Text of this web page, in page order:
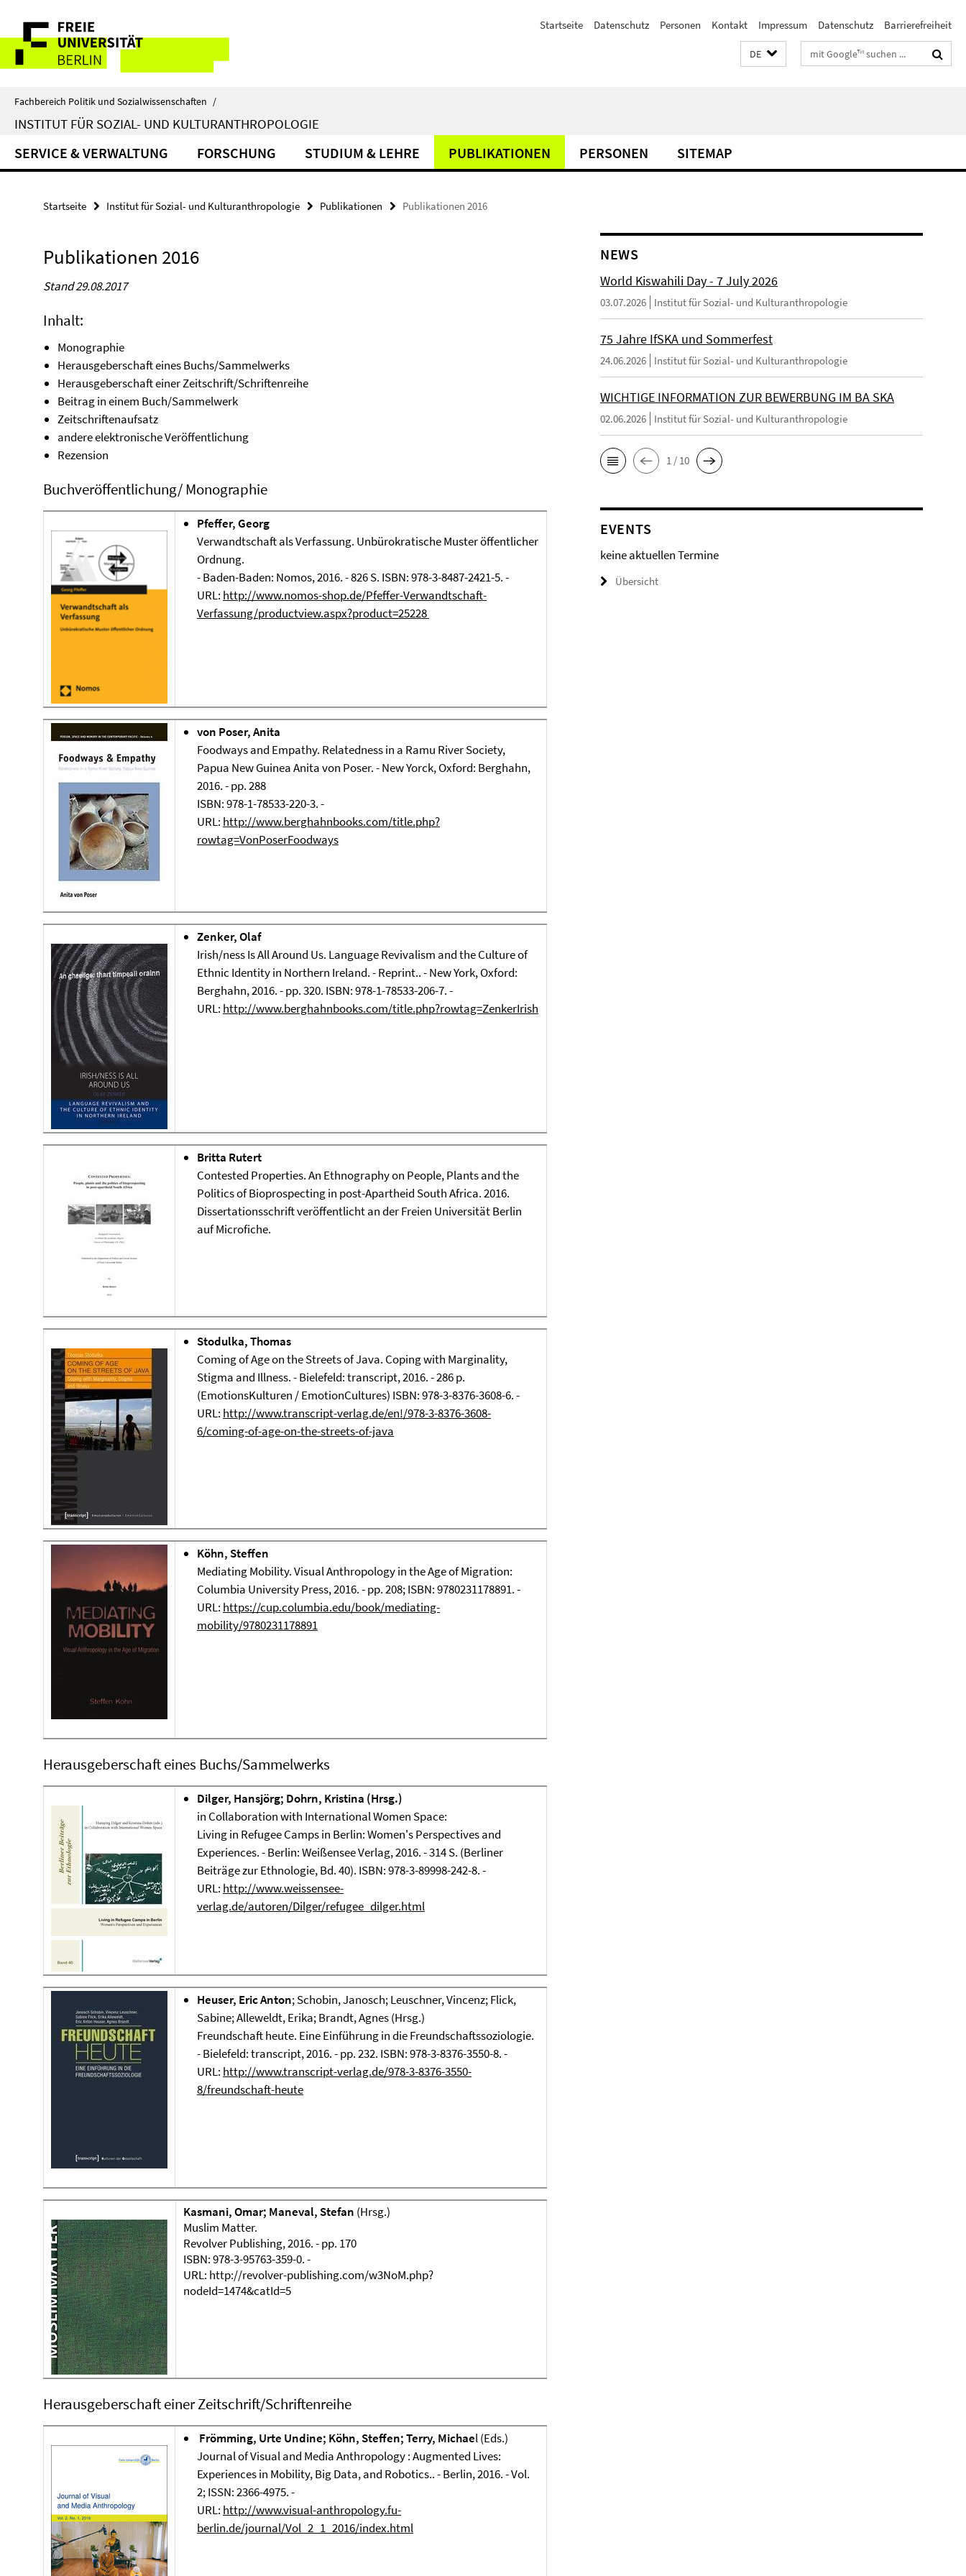
direkt
Inhalt
Service-
Navigation
Startseite Datenschutz Personen Kontakt Impressum Datenschutz Barrierefreiheit
DE Suchbegriffe
Fachbereich Politik und Sozialwissenschaften /
INSTITUT FÜR SOZIAL- UND KULTURANTHROPOLOGIE
SERVICE & VERWALTUNG FORSCHUNG STUDIUM & LEHRE PUBLIKATIONEN PERSONEN SITEMAP
Startseite Institut für Sozial- und Kulturanthropologie Publikationen Publikationen 2016
Publikationen 2016
Stand 29.08.2017
Inhalt:
Monographie
Herausgeberschaft eines Buchs/Sammelwerks
Herausgeberschaft einer Zeitschrift/Schriftenreihe
Beitrag in einem Buch/Sammelwerk
Zeitschriftenaufsatz
andere elektronische Veröffentlichung
Rezension
Buchveröffentlichung/ Monographie
Pfeffer, Georg
Verwandtschaft als Verfassung. Unbürokratische Muster öffentlicher
Ordnung.
- Baden-Baden: Nomos, 2016. - 826 S. ISBN: 978-3-8487-2421-5. -
URL: http://www.nomos-shop.de/Pfeffer-Verwandtschaft-
Verfassung/productview.aspx?product=25228
von Poser, Anita
Foodways and Empathy. Relatedness in a Ramu River Society,
Papua New Guinea Anita von Poser. - New Yorck, Oxford: Berghahn,
2016. - pp. 288
ISBN: 978-1-78533-220-3. -
URL: http://www.berghahnbooks.com/title.php?
rowtag=VonPoserFoodways
Zenker, Olaf
Irish/ness Is All Around Us. Language Revivalism and the Culture of
Ethnic Identity in Northern Ireland. - Reprint.. - New York, Oxford:
Berghahn, 2016. - pp. 320. ISBN: 978-1-78533-206-7. -
URL: http://www.berghahnbooks.com/title.php?rowtag=ZenkerIrish
Britta Rutert
Contested Properties. An Ethnography on People, Plants and the
Politics of Bioprospecting in post-Apartheid South Africa. 2016.
Dissertationsschrift veröffentlicht an der Freien Universität Berlin
auf Microfiche.
Stodulka, Thomas
Coming of Age on the Streets of Java. Coping with Marginality,
Stigma and Illness. - Bielefeld: transcript, 2016. - 286 p.
(EmotionsKulturen / EmotionCultures) ISBN: 978-3-8376-3608-6. -
URL: http://www.transcript-verlag.de/en!/978-3-8376-3608-
6/coming-of-age-on-the-streets-of-java
Köhn, Steffen
Mediating Mobility. Visual Anthropology in the Age of Migration:
Columbia University Press, 2016. - pp. 208; ISBN: 9780231178891. -
URL: https://cup.columbia.edu/book/mediating-
mobility/9780231178891
Herausgeberschaft eines Buchs/Sammelwerks
Dilger, Hansjörg; Dohrn, Kristina (Hrsg.)
in Collaboration with International Women Space:
Living in Refugee Camps in Berlin: Women's Perspectives and
Experiences. - Berlin: Weißensee Verlag, 2016. - 314 S. (Berliner
Beiträge zur Ethnologie, Bd. 40). ISBN: 978-3-89998-242-8. -
URL: http://www.weissensee-
verlag.de/autoren/Dilger/refugee_dilger.html
Heuser, Eric Anton; Schobin, Janosch; Leuschner, Vincenz; Flick,
Sabine; Alleweldt, Erika; Brandt, Agnes (Hrsg.)
Freundschaft heute. Eine Einführung in die Freundschaftssoziologie.
- Bielefeld: transcript, 2016. - pp. 232. ISBN: 978-3-8376-3550-8. -
URL: http://www.transcript-verlag.de/978-3-8376-3550-
8/freundschaft-heute
Kasmani, Omar; Maneval, Stefan (Hrsg.)
Muslim Matter.
Revolver Publishing, 2016. - pp. 170
ISBN: 978-3-95763-359-0. -
URL: http://revolver-publishing.com/w3NoM.php?
nodeId=1474&catId=5
Herausgeberschaft einer Zeitschrift/Schriftenreihe
Frömming, Urte Undine; Köhn, Steffen; Terry, Michael (Eds.)
Journal of Visual and Media Anthropology : Augmented Lives:
Experiences in Mobility, Big Data, and Robotics.. - Berlin, 2016. - Vol.
2; ISSN: 2366-4975. -
URL: http://www.visual-anthropology.fu-
berlin.de/journal/Vol_2_1_2016/index.html
NEWS
World Kiswahili Day - 7 July 2026
03.07.2026 Institut für Sozial- und Kulturanthropologie
75 Jahre IfSKA und Sommerfest
24.06.2026 Institut für Sozial- und Kulturanthropologie
WICHTIGE INFORMATION ZUR BEWERBUNG IM BA SKA
02.06.2026 Institut für Sozial- und Kulturanthropologie
1 / 10
EVENTS
keine aktuellen Termine
Übersicht